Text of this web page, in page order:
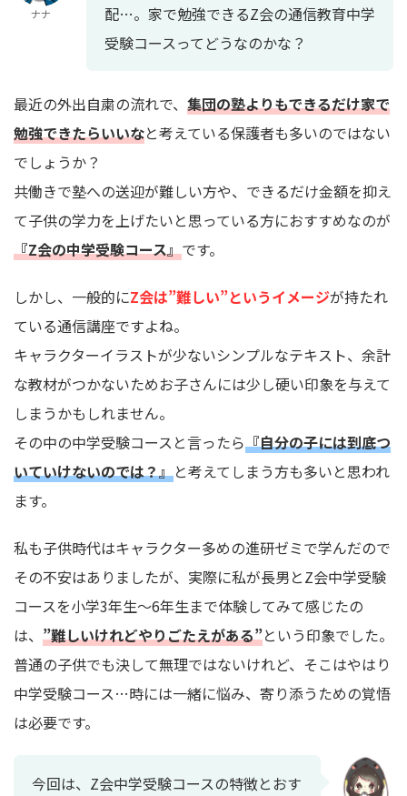
ナナ
配…。家で勉強できるZ会の通信教育中学
受験コースってどうなのかな？
最近の外出自粛の流れで、 集団の塾よりもできるだけ家で
勉強できたらいいなと考えている保護者も多いのではない
でしょうか？
共働きで塾への送迎が難しい方や、できるだけ金額を抑え
て子供の学力を上げたいと思っている方におすすめなのが
『Z会の中学受験コース』です。
しかし、一般的にZ会は”難しい”というイメージが持たれ
ている通信講座ですよね。
キャラクターイラストが少ないシンプルなテキスト、余計
な教材がつかないためお子さんには少し硬い印象を与えて
しまうかもしれません。
その中の中学受験コースと言ったら『自分の子には到底つ
いていけないのでは？』と考えてしまう方も多いと思われ
ます。
私も子供時代はキャラクター多めの進研ゼミで学んだので
その不安はありましたが、実際に私が長男とZ会中学受験
コースを小学3年生～6年生まで体験してみて感じたの
は、 ”難しいけれどやりごたえがある”という印象でした。
普通の子供でも決して無理ではないけれど、そこはやはり
中学受験コース…時には一緒に悩み、寄り添うための覚悟
は必要です。
今回は、Z会中学受験コースの特徴とおす